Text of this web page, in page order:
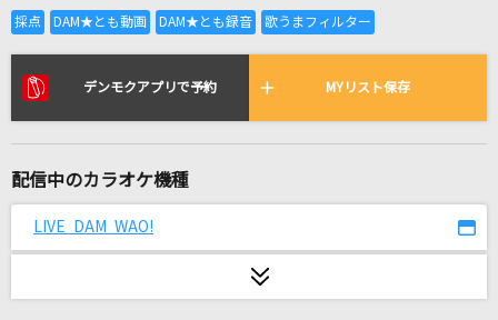
全国りれき
リアルタイムで歌われている曲の一覧
[生音]大空と大地の中で
キミは都市伝説
デンモクアプリで予約 MYリスト保存
配信中のカラオケ機種
LIVE DAM WAO!